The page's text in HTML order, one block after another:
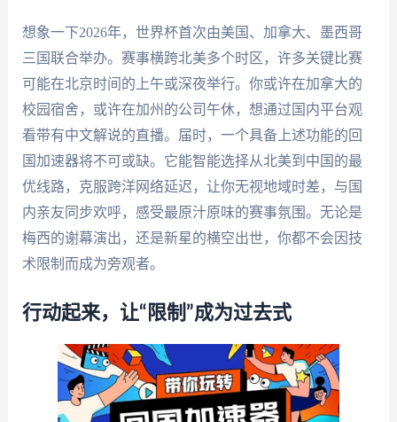
想象一下2026年，世界杯首次由美国、加拿大、墨西哥
三国联合举办。赛事横跨北美多个时区，许多关键比赛
可能在北京时间的上午或深夜举行。你或许在加拿大的
校园宿舍，或许在加州的公司午休，想通过国内平台观
看带有中文解说的直播。届时，一个具备上述功能的回
国加速器将不可或缺。它能智能选择从北美到中国的最
优线路，克服跨洋网络延迟，让你无视地域时差，与国
内亲友同步欢呼，感受最原汁原味的赛事氛围。无论是
梅西的谢幕演出，还是新星的横空出世，你都不会因技
术限制而成为旁观者。
行动起来，让“限制”成为过去式